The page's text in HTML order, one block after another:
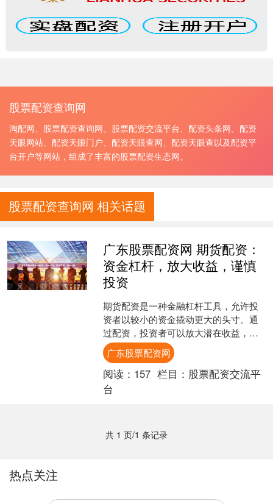
股票配资查询网
淘配网、股票配资查询网、股票配资交流平台、配资头条网、配资
天眼网站、配资天眼门户、配资天眼查网、配资天眼查以及配资平
台开户等网站，组成了丰富的股票配资生态网。
股票配资查询网 相关话题
广东股票配资网 期货配资：
资金杠杆，放大收益，谨慎
投资
期货配资是一种金融杠杆工具，允许投
资者以较小的资金撬动更大的头寸。通
过配资，投资者可以放大潜在收益，但
同时也要承担更高的风险。 1. 找到可靠
的配资平台：首先，....
广东股票配资网
阅读： 157 栏目： 股票配资交流平
台
共 1 页/1 条记录
热点关注